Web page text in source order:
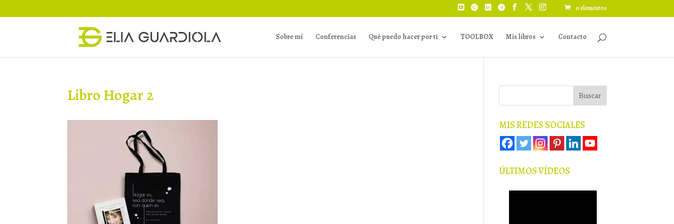
0 elementos
Sobre mí Conferencias Qué puedo hacer por ti TOOLBOX Mis libros Contacto
Libro Hogar 2
MIS REDES SOCIALES
ÚLTIMOS VÍDEOS